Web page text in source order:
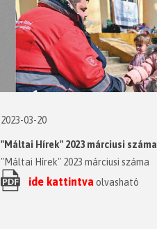
2023-03-20
"Máltai Hírek" 2023 márciusi száma
"Máltai Hírek" 2023 márciusi száma
ide kattintva olvasható